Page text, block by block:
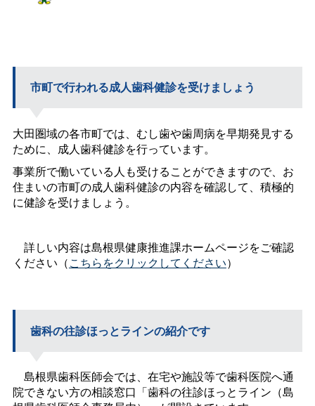
市町で行われる成人歯科健診を受けましょう
大田圏域の各市町では、むし歯や歯周病を早期発見する
ために、成人歯科健診を行っています。
事業所で働いている人も受けることができますので、お
住まいの市町の成人歯科健診の内容を確認して、積極的
に健診を受けましょう。
詳しい内容は島根県健康推進課ホームページをご確認
ください（こちらをクリックしてください）
歯科の往診ほっとラインの紹介です
島根県歯科医師会では、在宅や施設等で歯科医院へ通
院できない方の相談窓口「歯科の往診ほっとライン（島